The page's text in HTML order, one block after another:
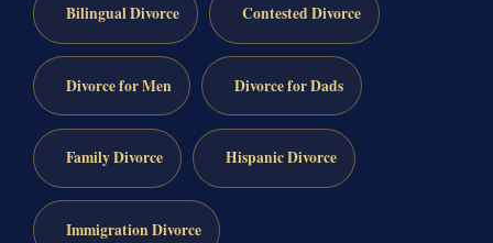
Bilingual Divorce Contested Divorce
Divorce for Men Divorce for Dads
Family Divorce Hispanic Divorce
Immigration Divorce